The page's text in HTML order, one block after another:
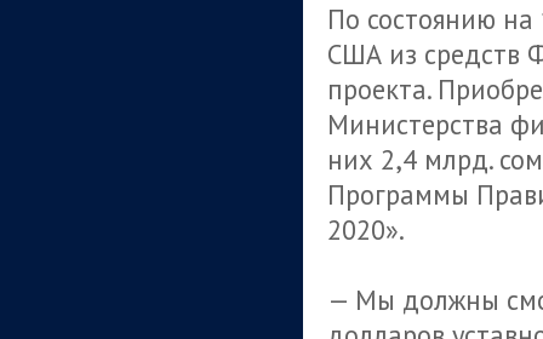
По состоянию
США из средств
проекта.
Министерства
них 2,4 млрд.
Программы
2020».
— Мы должны